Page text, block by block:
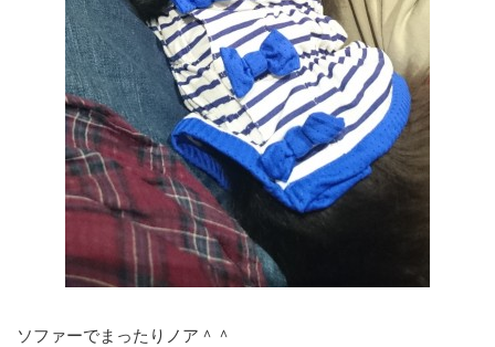
ソファーでまったりノア＾＾